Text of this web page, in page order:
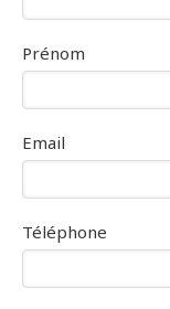
Prénom
Email
Téléphone